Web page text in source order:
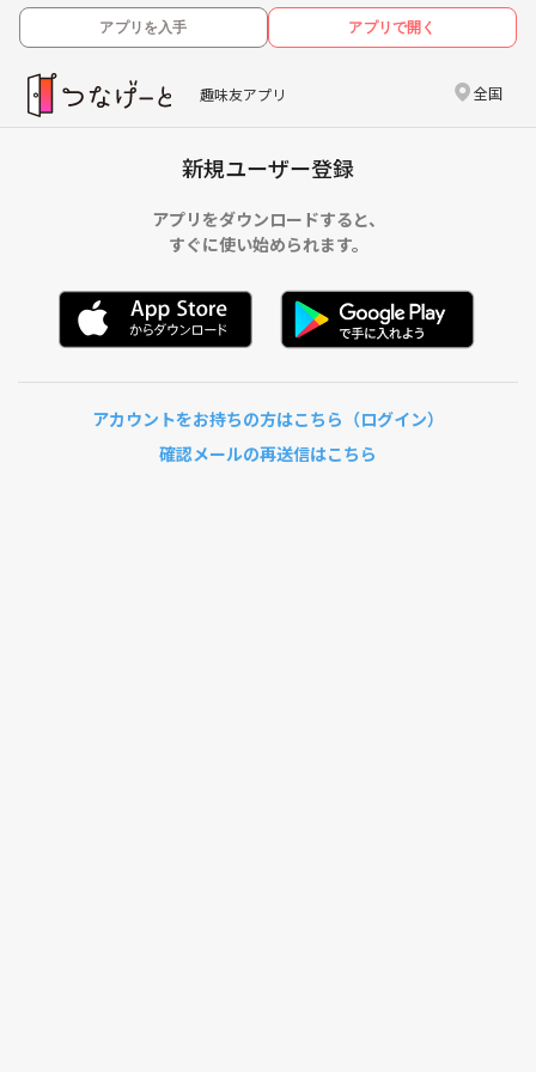
アプリを入手 アプリで開く
趣味友アプリ 全国
新規ユーザー登録
アプリをダウンロードすると、
すぐに使い始められます。
アカウントをお持ちの方はこちら（ログイン）
確認メールの再送信はこちら